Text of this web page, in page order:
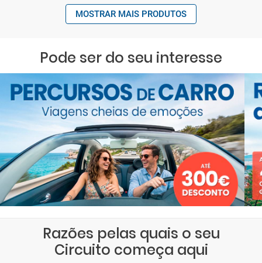
MOSTRAR MAIS PRODUTOS
Pode ser do seu interesse
Razões pelas quais o seu
Circuito começa aqui